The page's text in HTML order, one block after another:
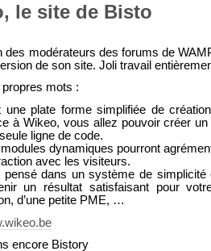
le site de Bisto
des modérateurs des forums de
de son site. Joli travail
mots :
une plate forme simplifiée de
à Wikeo, vous allez pouvoir créer
ligne de code.
dynamiques pourront
avec les visiteurs.
pensé dans un système de
un résultat satisfaisant pour
d’une petite PME, …
encore Bistory